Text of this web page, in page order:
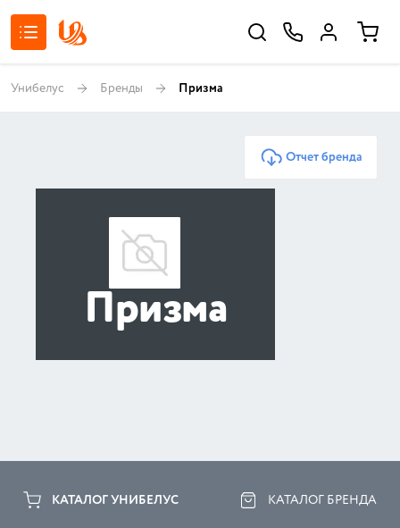
Унибелус Бренды Призма
Отчет бренда
Призма
КАТАЛОГ УНИБЕЛУС КАТАЛОГ БРЕНДА